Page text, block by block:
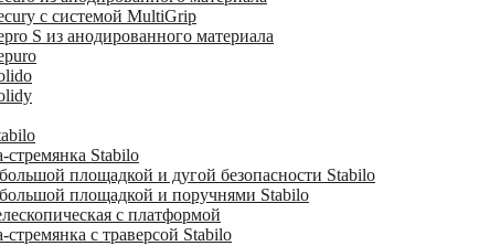
с системой MultiGrip
S из анодированного материала
Stabilo
площадкой и дугой безопасности Stabilo
площадкой и поручнями Stabilo
с платформой
с траверсой Stabilo